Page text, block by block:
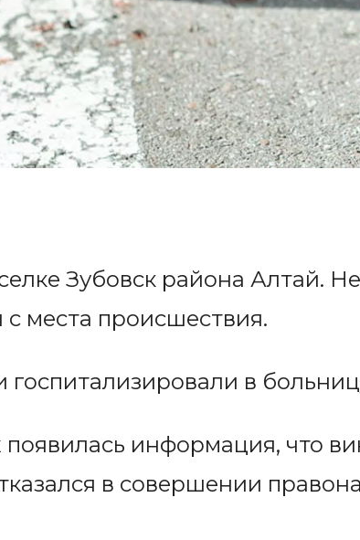
Зубовск района Алтай.
места происшествия.
госпитализировали в
появилась информация, что
в совершении